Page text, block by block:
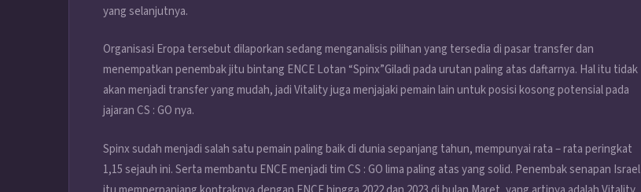
yang selanjutnya.
Organisasi Eropa tersebut dilaporkan sedang menganalisis pilihan yang tersedia di pasar transfer dan
menempatkan penembak jitu bintang ENCE Lotan “Spinx”Giladi pada urutan paling atas daftarnya. Hal itu tidak
akan menjadi transfer yang mudah, jadi Vitality juga menjajaki pemain lain untuk posisi kosong potensial pada
jajaran CS : GO nya.
Spinx sudah menjadi salah satu pemain paling baik di dunia sepanjang tahun, mempunyai rata – rata peringkat
1,15 sejauh ini. Serta membantu ENCE menjadi tim CS : GO lima paling atas yang solid. Penembak senapan Israel